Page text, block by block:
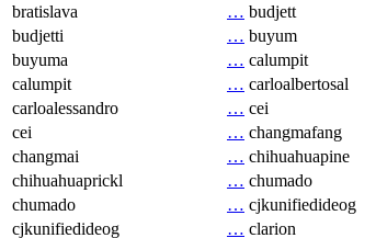
bratislava
… budjett
budjetti
… buyum
buyuma
… calumpit
calumpit
… carloalbertosal
carloalessandro
… cei
cei
… changmafang
changmai
… chihuahuapine
chihuahuaprickl
… chumado
chumado
… cjkunifiedideog
cjkunifiedideog
… clarion